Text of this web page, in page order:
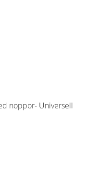
noppor- Universell